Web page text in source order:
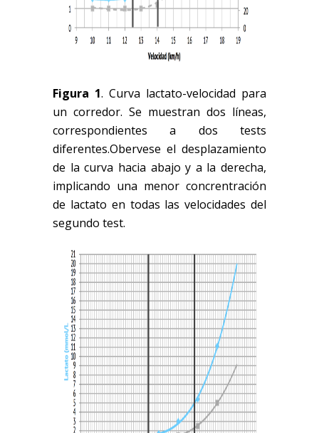
Figura 1. Curva lactato-velocidad para
un corredor. Se muestran dos líneas,
correspondientes a dos tests
diferentes.Obervese el desplazamiento
de la curva hacia abajo y a la derecha,
implicando una menor concrentración
de lactato en todas las velocidades del
segundo test.